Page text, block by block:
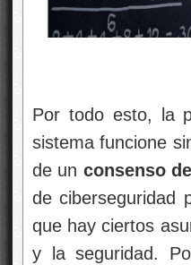
Por todo esto, la
sistema funcione
de un consenso
de ciberseguridad
que hay ciertos
y la seguridad.